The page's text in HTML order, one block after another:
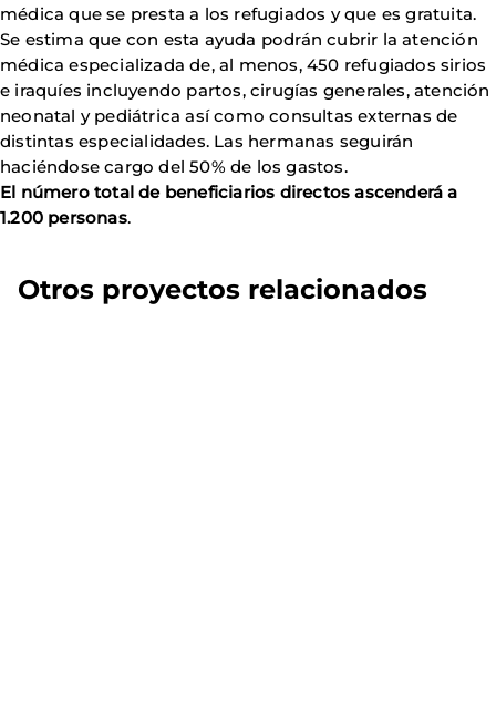
médica que se presta a los refugiados y que es gratuita.
Se estima que con esta ayuda podrán cubrir la atención
médica especializada de, al menos, 450 refugiados sirios
e iraquíes incluyendo partos, cirugías generales, atención
neonatal y pediátrica así como consultas externas de
distintas especialidades. Las hermanas seguirán
haciéndose cargo del 50% de los gastos.
El número total de beneficiarios directos ascenderá a
1.200 personas.
Otros proyectos relacionados